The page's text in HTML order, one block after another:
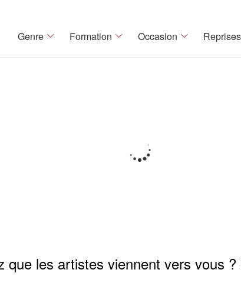
Genre Formation Occasion Reprises
que les artistes viennent vers vous